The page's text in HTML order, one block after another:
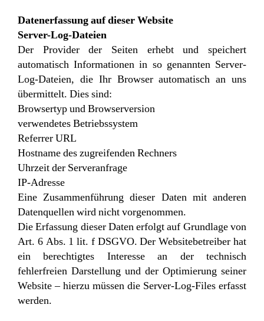
Datenerfassung auf dieser Website
Server-Log-Dateien
Der Provider der Seiten erhebt und speichert
automatisch Informationen in so genannten Server-
Log-Dateien, die Ihr Browser automatisch an uns
übermittelt. Dies sind:
Browsertyp und Browserversion
verwendetes Betriebssystem
Referrer URL
Hostname des zugreifenden Rechners
Uhrzeit der Serveranfrage
IP-Adresse
Eine Zusammenführung dieser Daten mit anderen
Datenquellen wird nicht vorgenommen.
Die Erfassung dieser Daten erfolgt auf Grundlage von
Art. 6 Abs. 1 lit. f DSGVO. Der Websitebetreiber hat
ein berechtigtes Interesse an der technisch
fehlerfreien Darstellung und der Optimierung seiner
Website – hierzu müssen die Server-Log-Files erfasst
werden.